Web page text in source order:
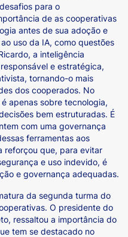
para o
de as cooperativas
antes de sua adoção e
uso da IA, como questões
a inteligência
e estratégica,
tornando-o mais
dos cooperados. No
apenas sobre tecnologia,
bem estruturadas. É
com uma governança
ferramentas aos
reforçou que, para evitar
e uso indevido, é
e governança adequadas.
da segunda turma do
O presidente do
ressaltou a importância do
tem se destacado no